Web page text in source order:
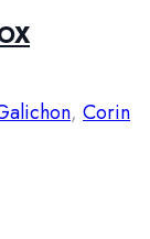
, Corin